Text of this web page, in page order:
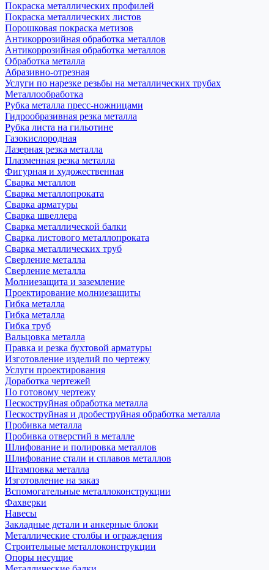
Покраска металлических профилей
Покраска металлических листов
Порошковая покраска метизов
Антикоррозийная обработка металлов
Антикоррозийная обработка металлов
Обработка металла
Абразивно-отрезная
Услуги по нарезке резьбы на металлических трубах
Металлообработка
Рубка металла пресс-ножницами
Гидрообразивная резка металла
Рубка листа на гильотине
Газокислородная
Лазерная резка металла
Плазменная резка металла
Фигурная и художественная
Сварка металлов
Сварка металлопроката
Сварка арматуры
Сварка швеллера
Сварка металлической балки
Сварка листового металлопроката
Сварка металлических труб
Сверление металла
Сверление металла
Молниезащита и заземление
Проектирование молниезащиты
Гибка металла
Гибка металла
Гибка труб
Вальцовка металла
Правка и резка бухтовой арматуры
Изготовление изделий по чертежу
Услуги проектирования
Доработка чертежей
По готовому чертежу
Пескоструйная обработка металла
Пескоструйная и дробеструйная обработка металла
Пробивка металла
Пробивка отверстий в металле
Шлифование и полировка металлов
Шлифование стали и сплавов металлов
Штамповка металла
Изготовление на заказ
Вспомогательные металлоконструкции
Фахверки
Навесы
Закладные детали и анкерные блоки
Металлические столбы и ограждения
Строительные металлоконструкции
Опоры несущие